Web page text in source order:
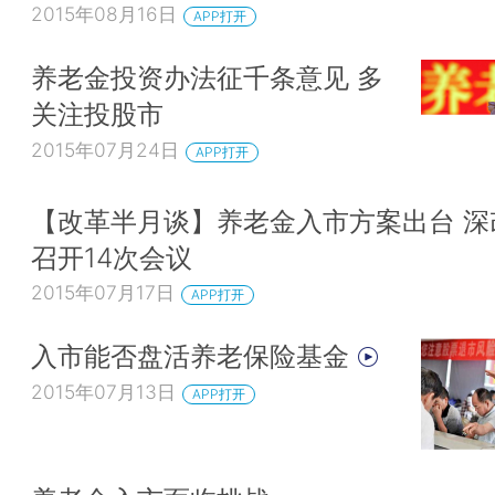
2015年08月16日 APP打开
养老金投资办法征千条意见 多
关注投股市
2015年07月24日 APP打开
【改革半月谈】养老金入市方案出台
召开14次会议
2015年07月17日 APP打开
入市能否盘活养老保险基金
2015年07月13日 APP打开